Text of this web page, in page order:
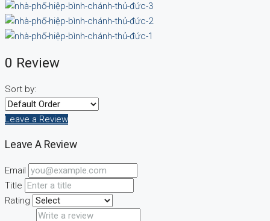
0 Review
Sort by:
Leave a Review
Leave A Review
Email
Title
Rating